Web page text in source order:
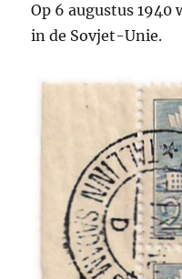
Op 6 augustus
in de Sovjet-Unie.